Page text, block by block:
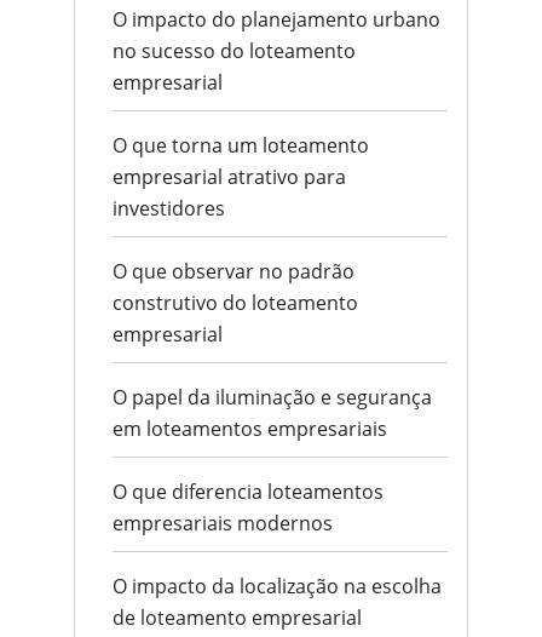
O impacto do planejamento urbano
no sucesso do loteamento
empresarial
O que torna um loteamento
empresarial atrativo para
investidores
O que observar no padrão
construtivo do loteamento
empresarial
O papel da iluminação e segurança
em loteamentos empresariais
O que diferencia loteamentos
empresariais modernos
O impacto da localização na escolha
de loteamento empresarial